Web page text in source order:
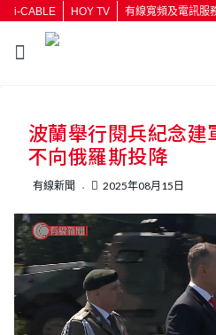
i-CABLE HOY TV 有線寬頻及電訊服
按輸入鍵開
波蘭舉行閱兵紀念
不向俄羅斯投降
有線新聞 2025年08月15日